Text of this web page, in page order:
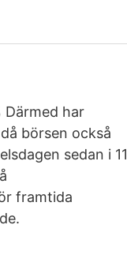
Därmed har
börsen också
sedan i 11
framtida